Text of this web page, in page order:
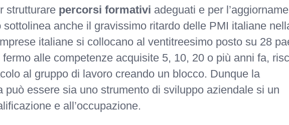
strutturare percorsi formativi adeguati e per
sottolinea anche il gravissimo ritardo delle PMI italiane
italiane si collocano al ventitreesimo posto su 28
alle competenze acquisite 5, 10, 20 o più anni fa,
al gruppo di lavoro creando un blocco. Dunque la
può essere sia uno strumento di sviluppo aziendale si un
e all’occupazione.